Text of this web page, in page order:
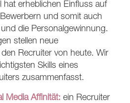
hat erheblichen Einfluss auf
und somit auch
die Personalgewinnung.
stellen neue
Recruiter von heute. Wir
Skills eines
zusammenfasst.
Media Affinität: ein Recruiter